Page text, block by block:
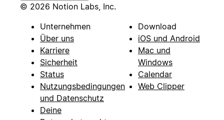
© 2026 Notion Labs, Inc.
Unternehmen
Über uns
Karriere
Sicherheit
Status
Nutzungsbedingungen
und Datenschutz
Deine
Download
iOS und Android
Mac und
Windows
Calendar
Web Clipper